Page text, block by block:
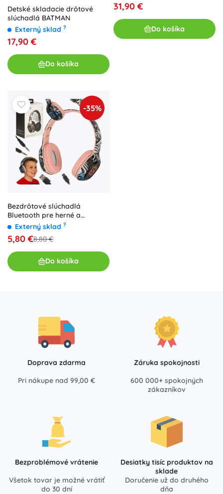
Detské skladacie drôtové
slúchadlá BATMAN
Externý sklad ?
17,90 €
Do košíka
31,90 €
Do košíka
-35%
Bezdrôtové slúchadlá
Bluetooth pre herné a
športové použitie ružová
Externý sklad ?
5,80 €8,80 €
Do košíka
Doprava zdarma
Pri nákupe nad 99,00 €
Záruka spokojnosti
600 000+ spokojných
zákazníkov
Bezproblémové vrátenie
Všetok tovar je možné vrátiť
do 30 dní
Desiatky tisíc produktov na
sklade
Doručenie už do druhého
dňa